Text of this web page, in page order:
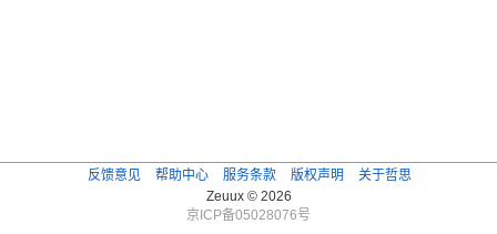
反馈意见 帮助中心 服务条款 版权声明
关于哲思
Zeuux © 2026
京ICP备05028076号